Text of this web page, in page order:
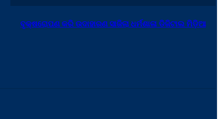
ବୃକ୍ଷରୋପଣ କରି ଉଦାହାରଣ ସାଜିଲା ଧର୍ମଶାଳା ଡିଜିଟାଲ ମିଡ଼ିଆ